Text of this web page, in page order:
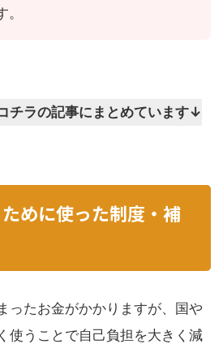
チラの記事にまとめています↓
めに使った制度・補
ったお金がかかりますが、国や
使うことで自己負担を大きく減